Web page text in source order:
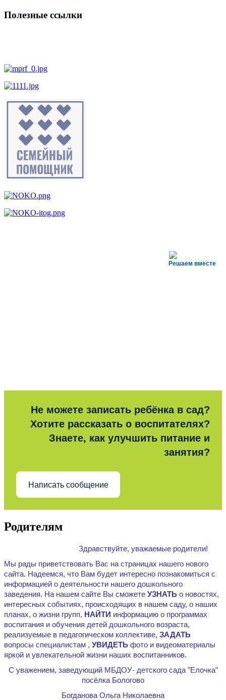
Полезные ссылки
Решаем вместе
Не можете записать ребёнка в сад?
Хотите рассказать о воспитателях?
Знаете, как улучшить питание и
занятия?
Написать сообщение
Родителям
Здравствуйте, уважаемые родители!
Мы рады приветствовать Вас на страницах нашего нового
сайта. Надеемся, что Вам будет интересно познакомиться с
информацией о деятельности нашего дошкольного
заведения. На нашем сайте Вы сможете УЗНАТЬ о новостях,
интересных событиях, происходящих в нашем саду, о наших
планах, о жизни групп, НАЙТИ информацию о программах
воспитания и обучения детей дошкольного возраста,
реализуемые в педагогическом коллективе, ЗАДАТЬ
вопросы специалистам , УВИДЕТЬ фото и видеоматериалы
яркой и увлекательной жизни наших воспитанников.
С уважением, заведующий МБДОУ- детского сада "Елочка"
посёлка Бологово
Богданова Ольга Николаевна